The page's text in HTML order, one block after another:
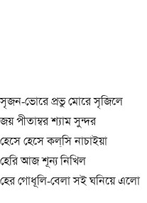
সৃজন-ভোরে প্রভু মোরে সৃজিলে
জয় পীতাম্বর শ্যাম সুন্দর
হেসে হেসে কল্‌সি নাচাইয়া
হেরি আজ শূন্য নিখিল
হের গোধূলি-বেলা সই ঘনিয়ে এলো